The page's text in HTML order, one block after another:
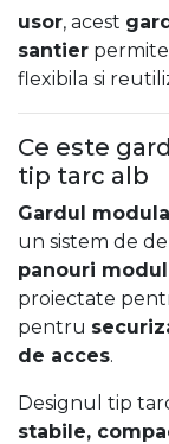
usor, acest
santier
flexibila si
Ce este
tip tarc alb
Gardul
un sistem de
panouri
proiectate
pentru
de acces.
Designul tip
stabile,